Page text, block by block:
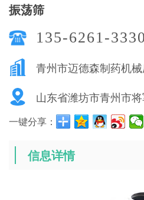
振荡筛
135-6261-3330
青州市迈德森制药机
山东省潍坊市青州市
一键分享：
信息详情